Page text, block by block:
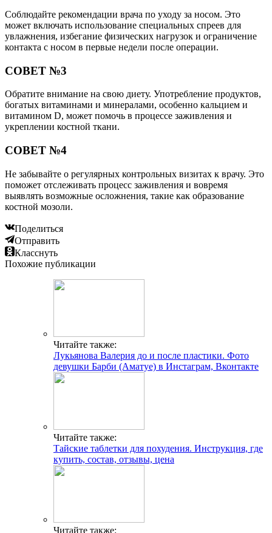
Соблюдайте рекомендации врача по уходу за носом. Это
может включать использование специальных спреев для
увлажнения, избегание физических нагрузок и ограничение
контакта с носом в первые недели после операции.
СОВЕТ №3
Обратите внимание на свою диету. Употребление продуктов,
богатых витаминами и минералами, особенно кальцием и
витамином D, может помочь в процессе заживления и
укреплении костной ткани.
СОВЕТ №4
Не забывайте о регулярных контрольных визитах к врачу. Это
поможет отслеживать процесс заживления и вовремя
выявлять возможные осложнения, такие как образование
костной мозоли.
Поделиться
Отправить
Класснуть
Похожие публикации
Читайте также:
Лукьянова Валерия до и после пластики. Фото
девушки Барби (Аматуе) в Инстаграм, Вконтакте
Читайте также:
Тайские таблетки для похудения. Инструкция, где
купить, состав, отзывы, цена
Читайте также: